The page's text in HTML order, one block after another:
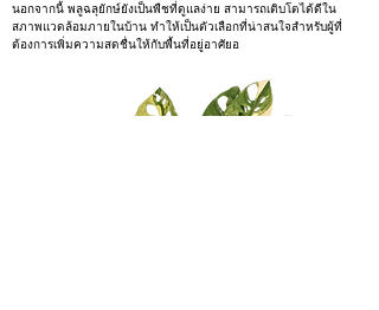
นอกจากนี้ พลูฉลุยักษ์ยังเป็นพืชที่ดูแลง่าย สามารถเติบโตได้ดีใน
สภาพแวดล้อมภายในบ้าน ทำให้เป็นตัวเลือกที่น่าสนใจสำหรับผู้ที่
ต้องการเพิ่มความสดชื่นให้กับพื้นที่อยู่อาศัยอ